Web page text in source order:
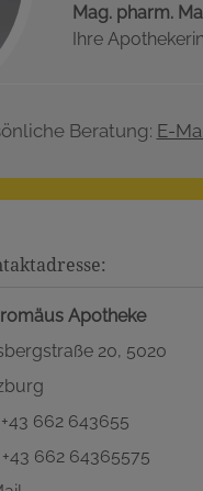
Mag. pharm.
Ihre
Beratung: E-
Apotheke
20, 5020
662 643655
+43 662 64365575